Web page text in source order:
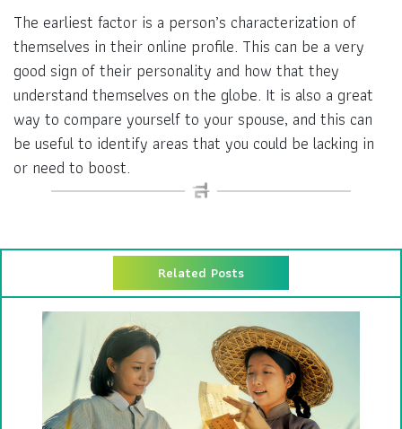
The earliest factor is a person’s characterization of
themselves in their online profile. This can be a very
good sign of their personality and how that they
understand themselves on the globe. It is also a great
way to compare yourself to your spouse, and this can
be useful to identify areas that you could be lacking in
or need to boost.
Related Posts